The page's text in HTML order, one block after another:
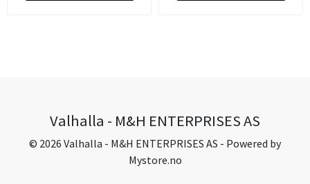
Valhalla - M&H ENTERPRISES AS
© 2026 Valhalla - M&H ENTERPRISES AS - Powered by
Mystore.no